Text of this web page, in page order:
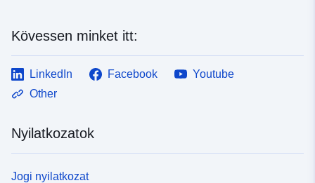
Kövessen minket itt:
LinkedIn Facebook
Youtube
Other
Nyilatkozatok
Jogi nyilatkozat